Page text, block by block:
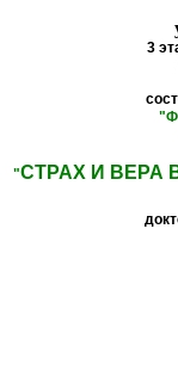
3
"
"СТРАХ И ВЕРА